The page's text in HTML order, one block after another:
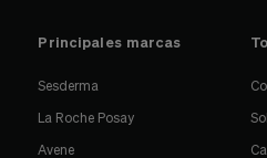
Principales marcas
Sesderma
La Roche Posay
Avene